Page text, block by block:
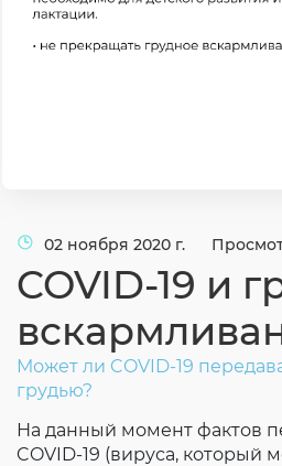
02 ноября 2020 г.
COVID-19 и
Может ли COVID-19
грудью?
На данный момент фактов
COVID-19 (вируса, который